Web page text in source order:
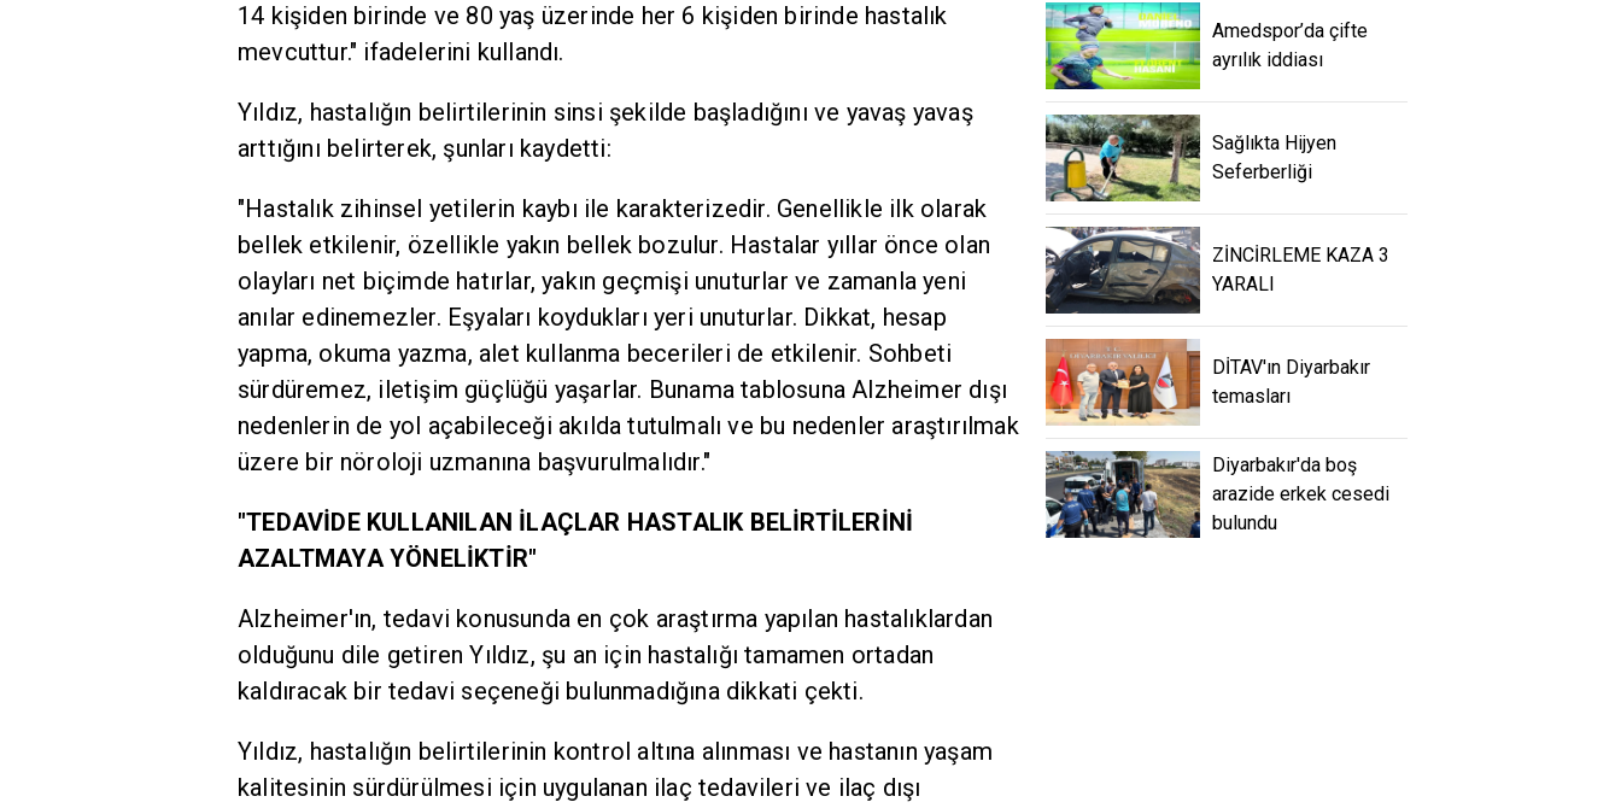
14 kişiden birinde ve 80 yaş üzerinde her 6 kişiden birinde hastalık
mevcuttur." ifadelerini kullandı.
Yıldız, hastalığın belirtilerinin sinsi şekilde başladığını ve yavaş yavaş
arttığını belirterek, şunları kaydetti:
"Hastalık zihinsel yetilerin kaybı ile karakterizedir. Genellikle ilk olarak
bellek etkilenir, özellikle yakın bellek bozulur. Hastalar yıllar önce olan
olayları net biçimde hatırlar, yakın geçmişi unuturlar ve zamanla yeni
anılar edinemezler. Eşyaları koydukları yeri unuturlar. Dikkat, hesap
yapma, okuma yazma, alet kullanma becerileri de etkilenir. Sohbeti
sürdüremez, iletişim güçlüğü yaşarlar. Bunama tablosuna Alzheimer dışı
nedenlerin de yol açabileceği akılda tutulmalı ve bu nedenler araştırılmak
üzere bir nöroloji uzmanına başvurulmalıdır."
"TEDAVİDE KULLANILAN İLAÇLAR HASTALIK BELİRTİLERİNİ
AZALTMAYA YÖNELİKTİR"
Alzheimer'ın, tedavi konusunda en çok araştırma yapılan hastalıklardan
olduğunu dile getiren Yıldız, şu an için hastalığı tamamen ortadan
kaldıracak bir tedavi seçeneği bulunmadığına dikkati çekti.
Yıldız, hastalığın belirtilerinin kontrol altına alınması ve hastanın yaşam
kalitesinin sürdürülmesi için uygulanan ilaç tedavileri ve ilaç dışı
Amedspor’da çifte
ayrılık iddiası
Sağlıkta Hijyen
Seferberliği
ZİNCİRLEME KAZA 3
YARALI
DİTAV'ın Diyarbakır
temasları
Diyarbakır'da boş
arazide erkek cesedi
bulundu